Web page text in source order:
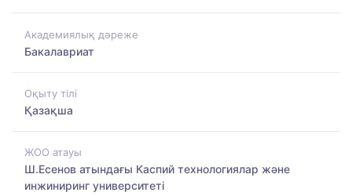
Академиялық дәреже
Бакалавриат
Оқыту тілі
Қазақша
ЖОО атауы
Ш.Есенов атындағы Каспий технологиялар және
инжиниринг университеті